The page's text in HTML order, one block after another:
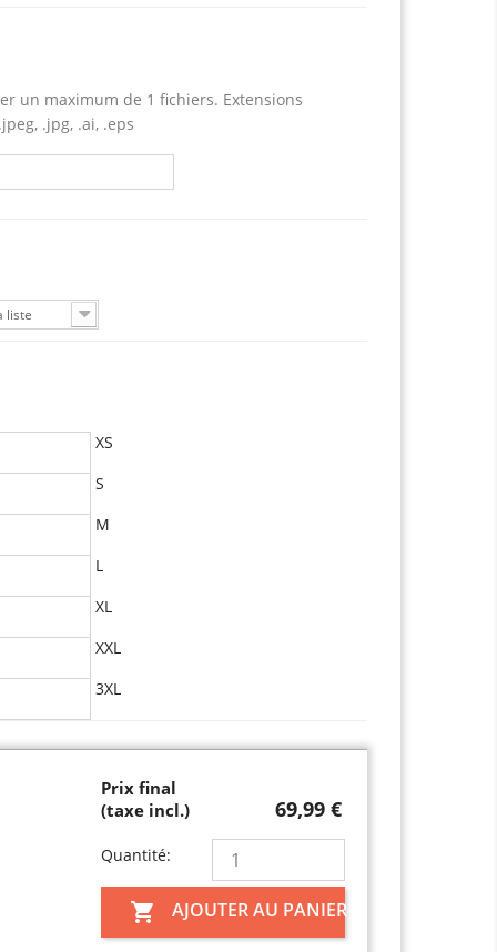
un maximum de 1 fichiers. Extensions
.jpg, .ai, .eps
liste
XS
S
M
L
XL
XXL
3XL
Prix final
(taxe incl.)
69,99 €
Quantité:
 AJOUTER AU PANIER